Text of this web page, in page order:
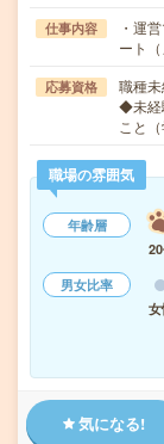
仕事内容
・運
ート
応募資格
職種
◆未経
こと
職場の雰囲気
年齢層
男女比率
気になる!